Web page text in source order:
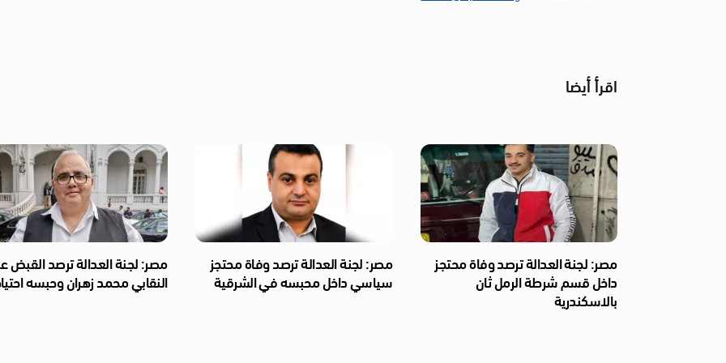
اقرأ أيضا
مصر: لجنة العدالة ترصد وفاة محتجز
داخل قسم شرطة الرمل ثان
بالاسكندرية
مصر: لجنة العدالة ترصد وفاة محتجز
سياسي داخل محبسه في الشرقية
مصر: لجنة العدالة ترصد القبض
النقابي محمد زهران وحبسه